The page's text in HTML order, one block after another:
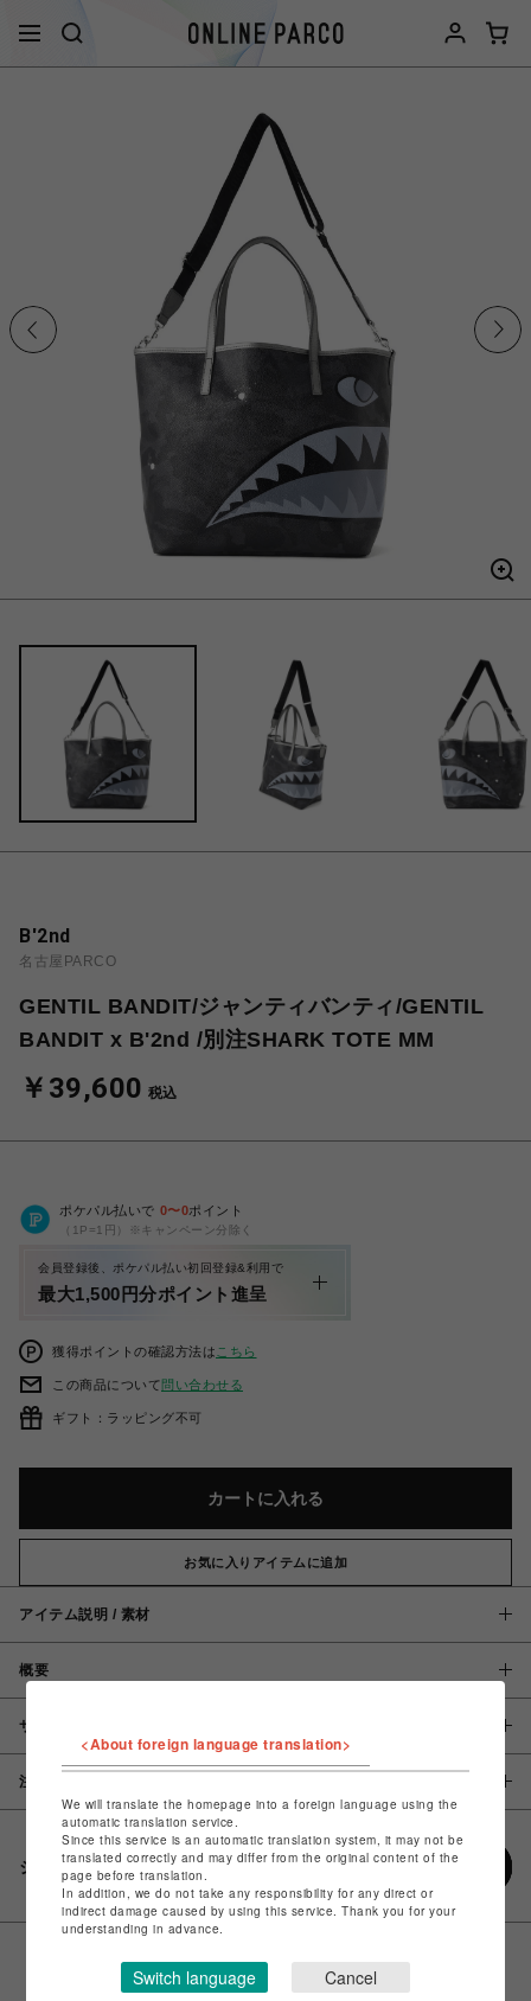
B'2nd
名古屋PARCO
GENTIL BANDIT/ジャンティバンティ/GENTIL
BANDIT x B'2nd /別注SHARK TOTE MM
￥39,600 税込
ポケパル払いで 0〜0ポイント
（1P=1円）※キャンペーン分除く
会員登録後、ポケパル払い初回登録&利用で
最大1,500円分ポイント進呈
獲得ポイントの確認方法は こちら
この商品について問い合わせる
ギフト：ラッピング不可
カートに入れる
お気に入りアイテムに追加
アイテム説明 / 素材
概要
サイズ
注意事項
シェアする
<About foreign language translation>
We will translate the homepage into a foreign language using the
automatic translation service.
Since this service is an automatic translation system, it may not be
translated correctly and may differ from the original content of the
page before translation.
In addition, we do not take any responsibility for any direct or
indirect damage caused by using this service. Thank you for your
understanding in advance.
Switch language Cancel